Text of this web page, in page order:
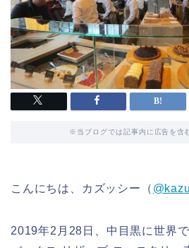
※当ブログでは記事内に広告を含
こんにちは、カズッシー（
2019年2月28日、中目黒に世界